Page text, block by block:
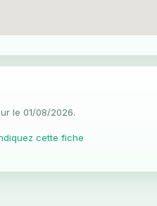
le 01/08/2026.
cette fiche